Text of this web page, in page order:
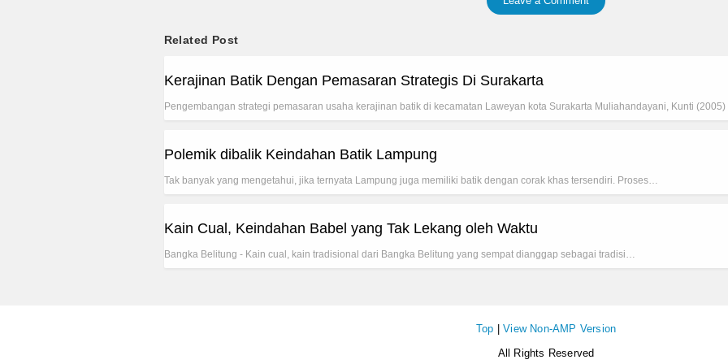
Related Post
Kerajinan Batik Dengan Pemasaran Strategis Di Surakarta
Pengembangan strategi pemasaran usaha kerajinan batik di kecamatan Laweyan kota Surakarta Muliahandayani, Kunti
Polemik dibalik Keindahan Batik Lampung
Tak banyak yang mengetahui, jika ternyata Lampung juga memiliki batik dengan corak khas tersendiri. Proses…
Kain Cual, Keindahan Babel yang Tak Lekang oleh Waktu
Bangka Belitung - Kain cual, kain tradisional dari Bangka Belitung yang sempat dianggap sebagai tradisi…
Top |View Non-AMP Version
All Rights Reserved